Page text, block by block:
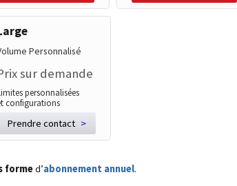
Personnalisé
sur demande
personnalisées
configurations
Prendre contact >
formed’abonnement annuel.